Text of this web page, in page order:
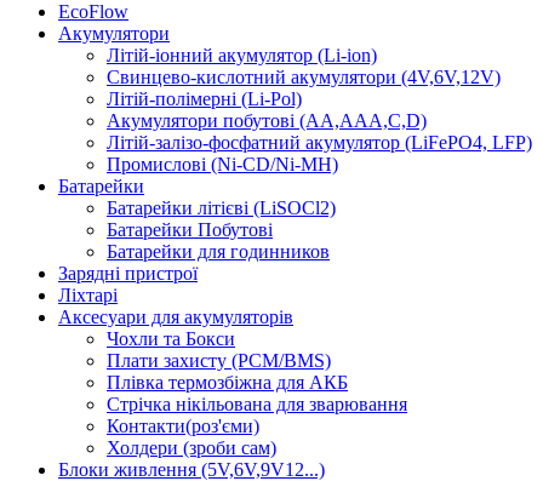
EcoFlow
Акумулятори
Літій-іонний акумулятор (Li-ion)
Свинцево-кислотний акумулятори (4V,6V,12V)
Літій-полімерні (Li-Pol)
Акумулятори побутові (AA,AAA,C,D)
Літій-залізо-фосфатний акумулятор (LiFePO4, LFP)
Промислові (Ni-CD/Ni-MH)
Батарейки
Батарейки літієві (LiSOCl2)
Батарейки Побутові
Батарейки для годинников
Зарядні пристрої
Ліхтарі
Аксесуари для акумуляторів
Чохли та Бокси
Плати захисту (PCM/BMS)
Плівка термозбіжна для АКБ
Стрічка нікільована для зварювання
Контакти(роз'єми)
Холдери (зроби сам)
Блоки живлення (5V,6V,9V12...)